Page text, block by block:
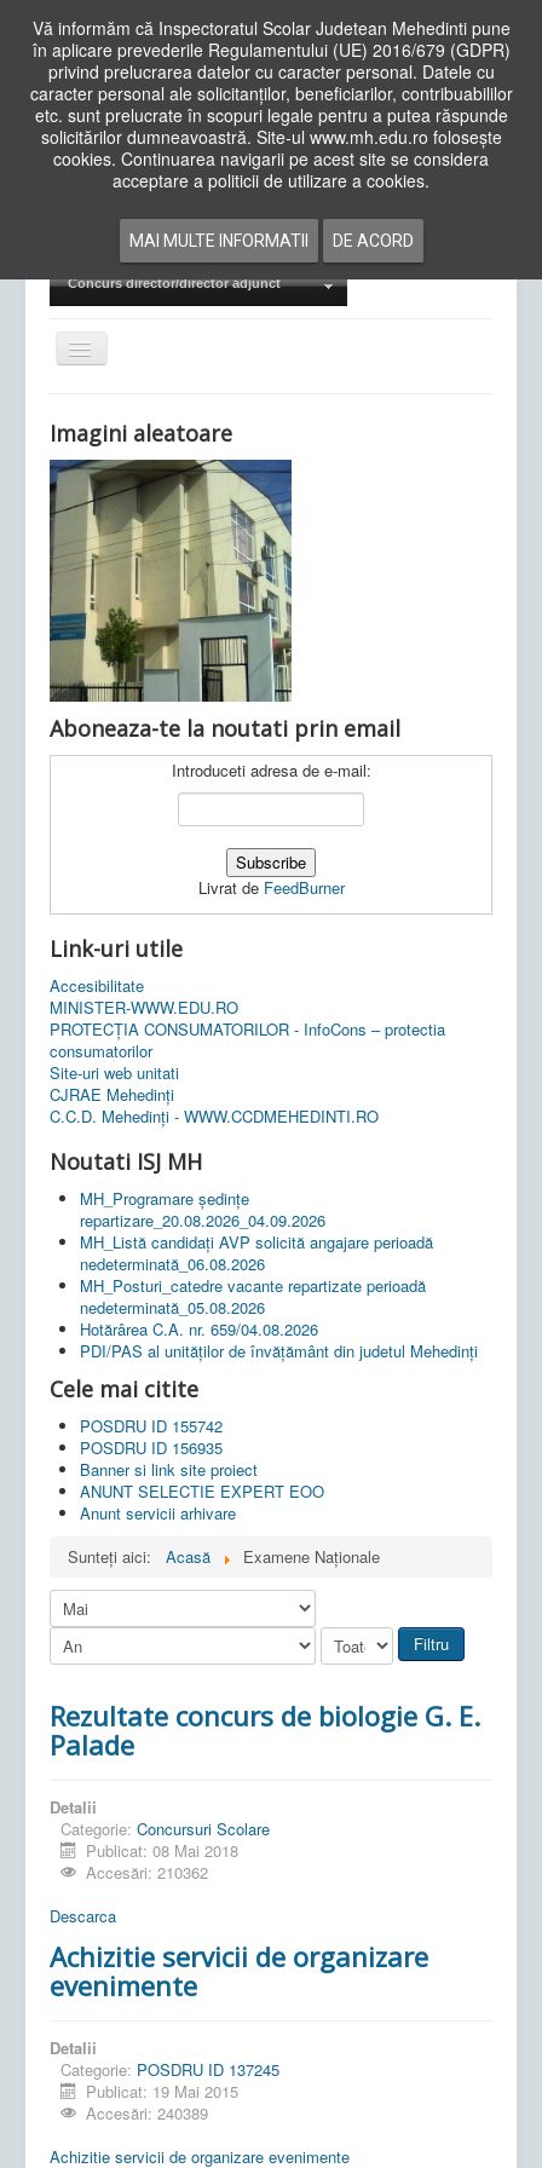
Vă informăm că Inspectoratul Scolar Judetean Mehedinti pune
în aplicare prevederile Regulamentului (UE) 2016/679 (GDPR)
privind prelucrarea datelor cu caracter personal. Datele cu
caracter personal ale solicitanților, beneficiarilor, contribuabililor
etc. sunt prelucrate în scopuri legale pentru a putea răspunde
solicitărilor dumneavoastră. Site-ul www.mh.edu.ro folosește
cookies. Continuarea navigarii pe acest site se considera
acceptare a politicii de utilizare a cookies.
MAI MULTE INFORMATII DE ACORD
Cauta
in
siteAcasa Cadre Didactice
Examene Naționale
Concurs director/director adjunct
Comută
navigarea
Ultimele articole: Vi, 04.11.2022 -
Județean Mehedinți
Imagini aleatoare
Aboneaza-te la noutati prin email
Introduceti adresa de e-mail:
Livrat de FeedBurner
Link-uri utile
Accesibilitate
MINISTER-WWW.EDU.RO
PROTECȚIA CONSUMATORILOR - InfoCons – protectia
consumatorilor
Site-uri web unitati
CJRAE Mehedinți
C.C.D. Mehedinţi - WWW.CCDMEHEDINTI.RO
Noutati ISJ MH
MH_Programare ședințe
repartizare_20.08.2026_04.09.2026
MH_Listă candidați AVP solicită angajare perioadă
nedeterminată_06.08.2026
MH_Posturi_catedre vacante repartizate perioadă
nedeterminată_05.08.2026
Hotărârea C.A. nr. 659/04.08.2026
PDI/PAS al unităților de învățământ din judetul Mehedinți
Cele mai citite
POSDRU ID 155742
POSDRU ID 156935
Banner si link site proiect
ANUNT SELECTIE EXPERT EOO
Anunt servicii arhivare
Sunteți aici:
Acasă Examene Naționale
Filtru
Rezultate concurs de biologie G. E.
Palade
Detalii
Categorie: Concursuri Scolare
Publicat: 08 Mai 2018
Accesări: 210362
Descarca
Achizitie servicii de organizare
evenimente
Detalii
Categorie: POSDRU ID 137245
Publicat: 19 Mai 2015
Accesări: 240389
Achizitie servicii de organizare evenimente